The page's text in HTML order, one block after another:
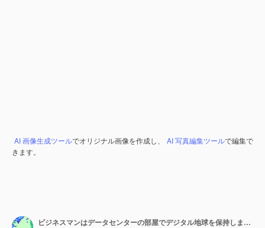
AI 画像生成ツールでオリジナル画像を作成し、 AI 写真編集ツールで編集で
きます。
ビジネスマンはデータセンターの部屋でデジタル地球を保持します：NASAによって提供されたこの画像の要素